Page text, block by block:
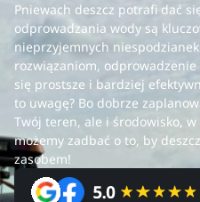
Pniewach deszcz potrafi dać
odprowadzania wody są
nieprzyjemnych
rozwiązaniom,
się prostsze i bardziej
to uwagę? Bo dobrze
Twój teren, ale i środowisko,
możemy zadbać o to, by
zasobem!